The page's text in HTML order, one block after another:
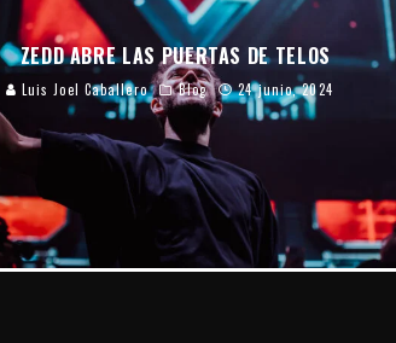
ZEDD ABRE LAS PUERTAS DE TELOS
Luis Joel Caballero Blog 24 junio, 2024